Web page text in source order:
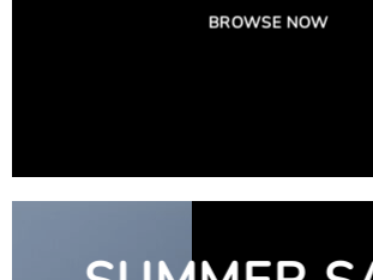
BROWSE NOW